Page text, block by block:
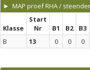
► MAP proef RHA /
Klasse
Start
Nr
B1 B2 B3
B
13 0 0 0